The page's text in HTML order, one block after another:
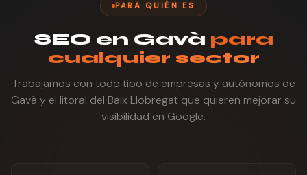
PARA QUIÉN ES
SEO en Gavà para
cualquier sector
Trabajamos con todo tipo de empresas y autónomos de
Gavà y el litoral del Baix Llobregat que quieren mejorar su
visibilidad en Google.